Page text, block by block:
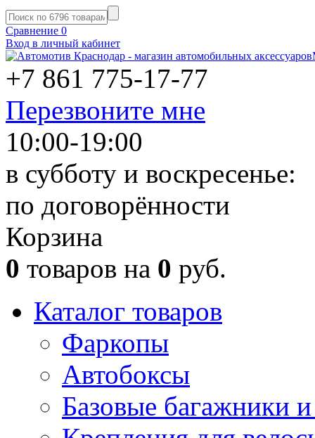
Сравнение 0
Вход в личный кабинет
+7 861 775-17-77
Перезвоните мне
10:00-19:00
в субботу и воскресенье:
по договорённости
Корзина
0 товаров на 0 руб.
Каталог товаров
Фаркопы
Автобоксы
Базовые багажники